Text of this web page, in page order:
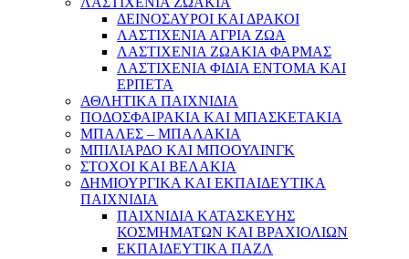
ΔΕΙΝΟΣΑΥΡΟΙ ΚΑΙ ΔΡΑΚΟΙ
ΛΑΣΤΙΧΕΝΙΑ ΑΓΡΙΑ ΖΩΑ
ΛΑΣΤΙΧΕΝΙΑ ΖΩΑΚΙΑ ΦΑΡΜΑΣ
ΛΑΣΤΙΧΕΝΙΑ ΦΙΔΙΑ ΕΝΤΟΜΑ ΚΑΙ
ΕΡΠΕΤΑ
ΑΘΛΗΤΙΚΑ ΠΑΙΧΝΙΔΙΑ
ΠΟΔΟΣΦΑΙΡΑΚΙΑ ΚΑΙ ΜΠΑΣΚΕΤΑΚΙΑ
ΜΠΑΛΕΣ – ΜΠΑΛΑΚΙΑ
ΜΠΙΛΙΑΡΔΟ ΚΑΙ ΜΠΟΟΥΛΙΝΓΚ
ΣΤΟΧΟΙ ΚΑΙ ΒΕΛΑΚΙΑ
ΔΗΜΙΟΥΡΓΙΚΑ ΚΑΙ ΕΚΠΑΙΔΕΥΤΙΚΑ
ΠΑΙΧΝΙΔΙΑ
ΠΑΙΧΝΙΔΙΑ ΚΑΤΑΣΚΕΥΗΣ
ΚΟΣΜΗΜΑΤΩΝ ΚΑΙ ΒΡΑΧΙΟΛΙΩΝ
ΕΚΠΑΙΔΕΥΤΙΚΑ ΠΑΖΛ